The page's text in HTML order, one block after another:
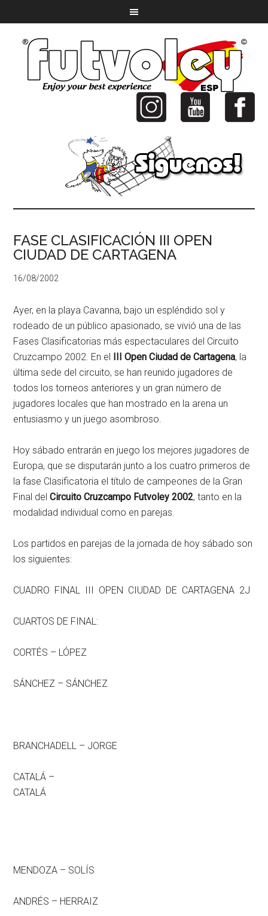
FASE CLASIFICACIÓN III OPEN
CIUDAD DE CARTAGENA
16/08/2002
Ayer, en la playa Cavanna, bajo un espléndido sol y
rodeado de un público apasionado, se vivió una de las
Fases Clasificatorias más espectaculares del Circuito
Cruzcampo 2002. En el III Open Ciudad de Cartagena, la
última sede del circuito, se han reunido jugadores de
todos los torneos anteriores y un gran número de
jugadores locales que han mostrado en la arena un
entusiasmo y un juego asombroso.
Hoy sábado entrarán en juego los mejores jugadores de
Europa, que se disputarán junto a los cuatro primeros de
la fase Clasificatoria el título de campeones de la Gran
Final delCircuito Cruzcampo Futvoley 2002, tanto en la
modalidad individual como en parejas.
Los partidos en parejas de la jornada de hoy sábado son
los siguientes:
CUADRO FINAL III OPEN CIUDAD DE CARTAGENA 2J
CUARTOS DE FINAL:
CORTÉS – LÓPEZ
SÁNCHEZ – SÁNCHEZ
BRANCHADELL – JORGE
CATALÁ –
CATALÁ
MENDOZA – SOLÍS
ANDRÉS – HERRAIZ